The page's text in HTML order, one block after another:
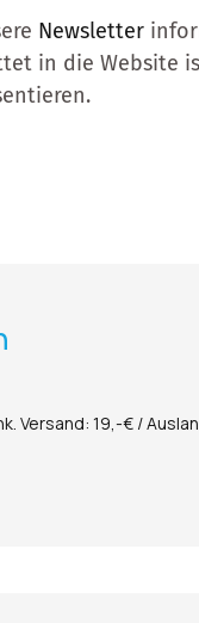
Newsletter
in die Website
Versand: 19,-€ /